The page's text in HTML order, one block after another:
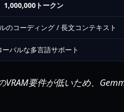
1,000,000トークン
のコーディング / 長文コンテキスト
ーバルな多言語サポート
要件が低いため、